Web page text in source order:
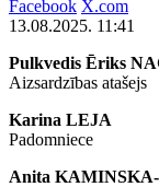
Facebook X.com
13.08.2025. 11:41
Pulkvedis Ēriks
Aizsardzības atašejs
Karina LEJA
Padomniece
Anita